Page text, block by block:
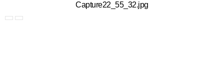
Capture22_55_32.jpg